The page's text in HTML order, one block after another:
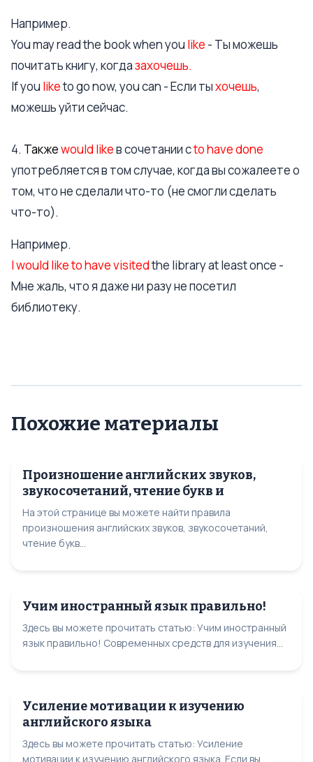
Например.
You may read the book when you like - Ты можешь
почитать книгу, когдазахочешь.
If you liketo go now, you can - Если тыхочешь,
можешь уйти сейчас.
4. Такжеwould likeв сочетании сto have done
употребляется в том случае, когда вы сожалеете о
том, что не сделали что-то (не смогли сделать
что-то).
Например.
I would like to have visitedthe library at least once -
Мне жаль, что я даже ни разу не посетил
библиотеку.
Похожие материалы
Произношение английских звуков,
звукосочетаний, чтение букв и
На этой странице вы можете найти правила
произношения английских звуков, звукосочетаний,
чтение букв...
Учим иностранный язык правильно!
Здесь вы можете прочитать статью: Учим иностранный
язык правильно! Современных средств для изучения...
Усиление мотивации к изучению
английского языка
Здесь вы можете прочитать статью: Усиление
мотивации к изучению английского языка. Если вы